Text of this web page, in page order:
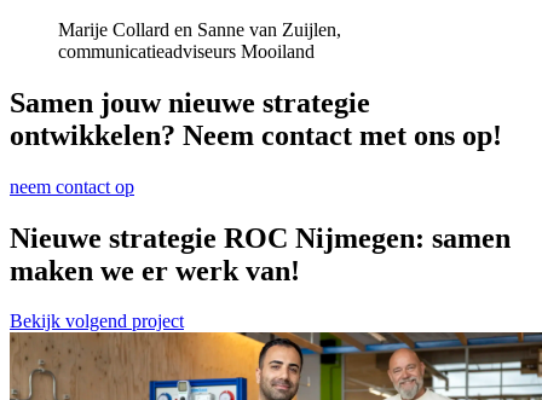
Marije Collard en Sanne van Zuijlen,
communicatieadviseurs Mooiland
Samen jouw nieuwe strategie
ontwikkelen? Neem contact met ons op!
neem contact op
Nieuwe strategie ROC Nijmegen: samen
maken we er werk van!
Bekijk volgend project